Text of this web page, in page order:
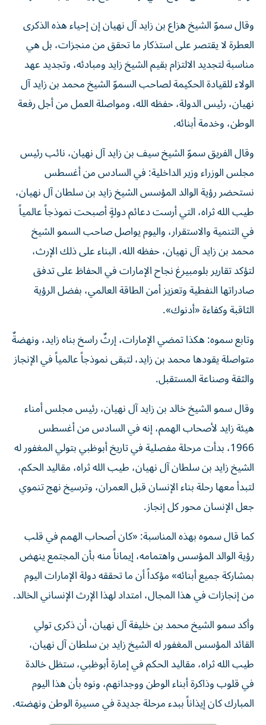
وقال سموّ الشيخ هزاع بن زايد آل نهيان إن إحياء هذه الذكرى
العطرة لا يقتصر على استذكار ما تحقق من منجزات، بل هي
مناسبة لتجديد الالتزام بقيم الشيخ زايد ومبادئه، وتجديد عهد
الولاء للقيادة الحكيمة لصاحب السموّ الشيخ محمد بن زايد آل
نهيان، رئيس الدولة، حفظه الله، ومواصلة العمل من أجل رفعة
الوطن، وخدمة أبنائه.
وقال الفريق سموّ الشيخ سيف بن زايد آل نهيان، نائب رئيس
مجلس الوزراء وزير الداخلية: في السادس من أغسطس
نستحضر رؤية الوالد المؤسس الشيخ زايد بن سلطان آل نهيان،
طيب الله ثراه، التي أرست دعائم دولةٍ أصبحت نموذجاً عالمياً
في التنمية والاستقرار، واليوم يواصل صاحب السمو الشيخ
محمد بن زايد آل نهيان، حفظه الله، البناء على ذلك الإرث،
لتؤكد تقارير بلومبيرغ نجاح الإمارات في الحفاظ على تدفق
صادراتها النفطية وتعزيز أمن الطاقة العالمي، بفضل الرؤية
الثاقبة وكفاءة «أدنوك».
وتابع سموه: هكذا تمضي الإمارات، إرثٌ راسخ بناه زايد، ونهضةٌ
متواصلة يقودها محمد بن زايد، لتبقى نموذجاً عالمياً في الإنجاز
والثقة وصناعة المستقبل.
وقال سمو الشيخ خالد بن زايد آل نهيان، رئيس مجلس أمناء
هيئة زايد لأصحاب الهمم، إنه في السادس من أغسطس
1966، بدأت مرحلة مفصلية في تاريخ أبوظبي بتولي المغفور له
الشيخ زايد بن سلطان آل نهيان، طيب الله ثراه، مقاليد الحكم،
لتبدأ معها رحلة بناء الإنسان قبل العمران، وترسيخ نهج تنموي
جعل الإنسان محور كل إنجاز.
كما قال سموه بهذه المناسبة: «كان أصحاب الهمم في قلب
رؤية الوالد المؤسس واهتمامه، إيماناً منه بأن المجتمع ينهض
بمشاركة جميع أبنائه» مؤكداً أن ما تحققه دولة الإمارات اليوم
من إنجازات في هذا المجال، امتداد لهذا الإرث الإنساني الخالد.
وأكد سمو الشيخ محمد بن خليفة آل نهيان، أن ذكرى تولي
القائد المؤسس المغفور له الشيخ زايد بن سلطان آل نهيان،
طيب الله ثراه، مقاليد الحكم في إمارة أبوظبي، ستظل خالدة
في قلوب وذاكرة أبناء الوطن ووجدانهم، ونوه بأن هذا اليوم
المبارك كان إيذاناً ببدء مرحلة جديدة في مسيرة الوطن ونهضته.